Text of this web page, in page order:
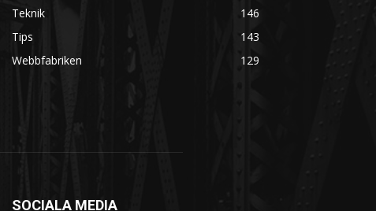
Teknik
146
Tips
143
Webbfabriken
129
SOCIALA MEDIA